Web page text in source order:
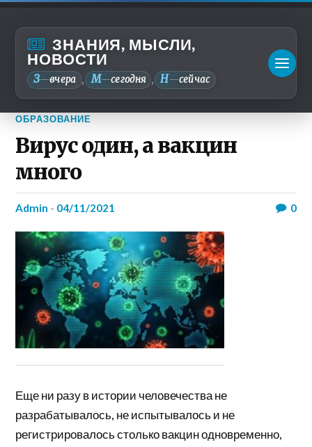
ЗНАНИЯ, МЫСЛИ,
НОВОСТИ
З—вчера , М—сегодня , Н—сейчас
ОБРАЗОВАНИЕ
Вирус один, а вакцин
много
admin - 04/11/2021 0
Еще ни разу в истории человечества не
разрабатывалось, не испытывалось и не
регистрировалось столько вакцин одновременно,